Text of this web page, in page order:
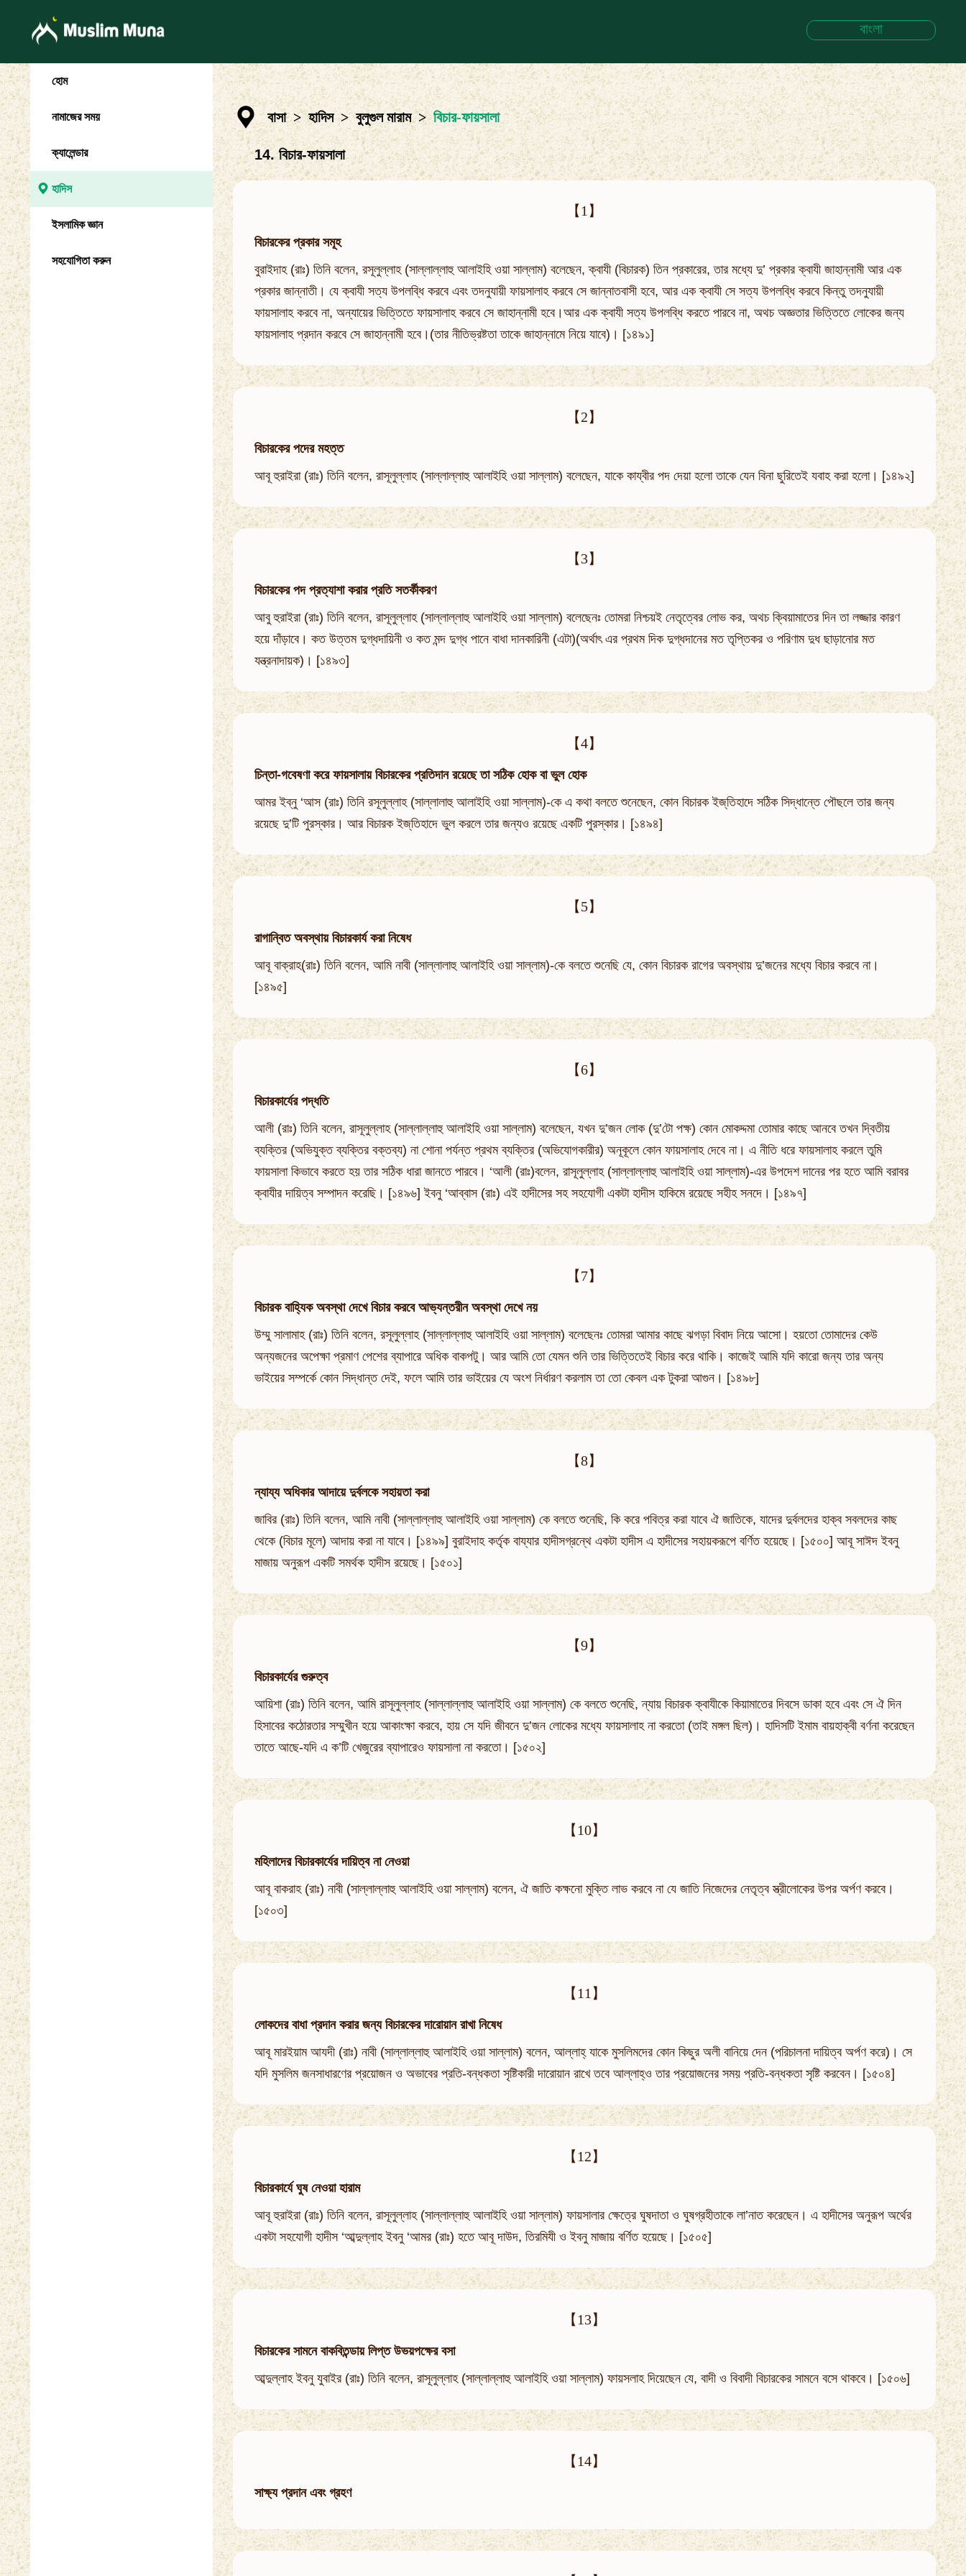
বাংলা
হোম
নামাজের সময়
ক্যালেন্ডার
হাদিস
ইসলামিক জ্ঞান
সহযোগিতা করুন
বাসা > হাদিস > বুলুগুল মারাম > বিচার-ফায়সালা
14. বিচার-ফায়সালা
【1】
বিচারকের প্রকার সমূহ
বুরাইদাহ (রাঃ) তিনি বলেন, রসূলুল্লাহ (সাল্লাল্লাহু আলাইহি ওয়া সাল্লাম) বলেছেন, ক্বাযী (বিচারক) তিন প্রকারের, তার মধ্যে দু’ প্রকার ক্বাযী জাহান্নামী আর এক
প্রকার জান্নাতী। যে ক্বাযী সত্য উপলব্ধি করবে এবং তদনুযায়ী ফায়সালাহ করবে সে জান্নাতবাসী হবে, আর এক ক্বাযী সে সত্য উপলব্ধি করবে কিন্তু তদনুযায়ী
ফায়সালাহ করবে না, অন্যায়ের ভিত্তিতে ফায়সালাহ করবে সে জাহান্নামী হবে।আর এক ক্বাযী সত্য উপলব্ধি করতে পারবে না, অথচ অজ্ঞতার ভিত্তিতে লোকের জন্য
ফায়সালাহ প্রদান করবে সে জাহান্নামী হবে।(তার নীতিভ্রষ্টতা তাকে জাহান্নামে নিয়ে যাবে)। [১৪৯১]
【2】
বিচারকের পদের মহত্ত
আবূ হুরাইরা (রাঃ) তিনি বলেন, রাসূলুল্লাহ (সাল্লাল্লাহু আলাইহি ওয়া সাল্লাম) বলেছেন, যাকে কায্বীর পদ দেয়া হলো তাকে যেন বিনা ছুরিতেই যবাহ করা হলো। [১৪৯২]
【3】
বিচারকের পদ প্রত্যাশা করার প্রতি সতর্কীকরণ
আবু হুরাইরা (রাঃ) তিনি বলেন, রাসূলুল্লাহ (সাল্লাল্লাহু আলাইহি ওয়া সাল্লাম) বলেছেনঃ তোমরা নিশ্চয়ই নেতৃত্বের লোভ কর, অথচ ক্বিয়ামাতের দিন তা লজ্জার কারণ
হয়ে দাঁড়াবে। কত উত্তম দুগ্ধদায়িনী ও কত মন্দ দুগ্ধ পানে বাধা দানকারিনী (এটা)(অর্থাৎ এর প্রথম দিক দুগ্ধদানের মত তৃপ্তিকর ও পরিণাম দুধ ছাড়ানোর মত
যন্ত্রনাদায়ক)। [১৪৯৩]
【4】
চিন্তা-গবেষণা করে ফায়সালায় বিচারকের প্রতিদান রয়েছে তা সঠিক হোক বা ভুল হোক
আমর ইব্‌নু ‘আস (রাঃ) তিনি রসূলুল্লাহ (সাল্লালাহু আলাইহি ওয়া সাল্লাম)-কে এ কথা বলতে শুনেছেন, কোন বিচারক ইজ্‌তিহাদে সঠিক সিদ্ধান্তে পৌছলে তার জন্য
রয়েছে দু’টি পুরস্কার। আর বিচারক ইজ্‌তিহাদে ভুল করলে তার জন্যও রয়েছে একটি পুরস্কার। [১৪৯৪]
【5】
রাগান্বিত অবস্থায় বিচারকার্য করা নিষেধ
আবূ বাক্‌রাহ(রাঃ) তিনি বলেন, আমি নাবী (সাল্লালাহু আলাইহি ওয়া সাল্লাম)-কে বলতে শুনেছি যে, কোন বিচারক রাগের অবস্থায় দু’জনের মধ্যে বিচার করবে না।
[১৪৯৫]
【6】
বিচারকার্যের পদ্ধতি
আলী (রাঃ) তিনি বলেন, রাসূলুল্লাহ (সাল্লাল্লাহু আলাইহি ওয়া সাল্লাম) বলেছেন, যখন দু’জন লোক (দু’টো পক্ষ) কোন মোকদ্দমা তোমার কাছে আনবে তখন দ্বিতীয়
ব্যক্তির (অভিযুক্ত ব্যক্তির বক্তব্য) না শোনা পর্যন্ত প্রথম ব্যক্তির (অভিযোগকারীর) অনূকূলে কোন ফায়সালাহ দেবে না। এ নীতি ধরে ফায়সালাহ করলে তুমি
ফায়সালা কিভাবে করতে হয় তার সঠিক ধারা জানতে পারবে। ‘আলী (রাঃ)বলেন, রাসূলুল্লাহ (সাল্লাল্লাহু আলাইহি ওয়া সাল্লাম)-এর উপদেশ দানের পর হতে আমি বরাবর
ক্বাযীর দায়িত্ব সম্পাদন করেছি। [১৪৯৬] ইবনু ‘আব্বাস (রাঃ) এই হাদীসের সহ সহযোগী একটা হাদীস হাকিমে রয়েছে সহীহ সনদে। [১৪৯৭]
【7】
বিচারক বাহ্যিক অবস্থা দেখে বিচার করবে আভ্যন্তরীন অবস্থা দেখে নয়
উম্মু সালামাহ (রাঃ) তিনি বলেন, রসূলুল্লাহ (সাল্লাল্লাহু আলাইহি ওয়া সাল্লাম) বলেছেনঃ তোমরা আমার কাছে ঝগড়া বিবাদ নিয়ে আসো। হয়তো তোমাদের কেউ
অন্যজনের অপেক্ষা প্রমাণ পেশের ব্যাপারে অধিক বাকপটু। আর আমি তো যেমন শুনি তার ভিত্তিতেই বিচার করে থাকি। কাজেই আমি যদি কারো জন্য তার অন্য
ভাইয়ের সম্পর্কে কোন সিদ্ধান্ত দেই, ফলে আমি তার ভাইয়ের যে অংশ নির্ধারণ করলাম তা তো কেবল এক টুকরা আগুন। [১৪৯৮]
【8】
ন্যায্য অধিকার আদায়ে দুর্বলকে সহায়তা করা
জাবির (রাঃ) তিনি বলেন, আমি নাবী (সাল্লাল্লাহু আলাইহি ওয়া সাল্লাম) কে বলতে শুনেছি, কি করে পবিত্র করা যাবে ঐ জাতিকে, যাদের দুর্বলদের হাক্ব সবলদের কাছ
থেকে (বিচার মূলে) আদায় করা না যাবে। [১৪৯৯] বুরাইদাহ কর্তৃক বায্‌যার হাদীসগ্রন্থে একটা হাদীস এ হাদীসের সহায়করূপে বর্ণিত হয়েছে। [১৫০০] আবূ সাঈদ ইবনু
মাজায় অনুরূপ একটি সমর্থক হাদীস রয়েছে। [১৫০১]
【9】
বিচারকার্যের গুরুত্ব
আয়িশা (রাঃ) তিনি বলেন, আমি রাসূলুল্লাহ (সাল্লাল্লাহু আলাইহি ওয়া সাল্লাম) কে বলতে শুনেছি, ন্যায় বিচারক ক্বাযীকে কিয়ামাতের দিবসে ডাকা হবে এবং সে ঐ দিন
হিসাবের কঠোরতার সম্মুখীন হয়ে আকাংক্ষা করবে, হায় সে যদি জীবনে দু’জন লোকের মধ্যে ফায়সালাহ না করতো (তাই মঙ্গল ছিল)। হাদিসটি ইমাম বায়হাক্বী বর্ণনা করেছেন
তাতে আছে-যদি এ ক’টি খেজুরের ব্যাপারেও ফায়সালা না করতো। [১৫০২]
【10】
মহিলাদের বিচারকার্যের দায়িত্ব না নেওয়া
আবূ বাকরাহ (রাঃ) নাবী (সাল্লাল্লাহু আলাইহি ওয়া সাল্লাম) বলেন, ঐ জাতি কক্ষনো মুক্তি লাভ করবে না যে জাতি নিজেদের নেতৃত্ব স্ত্রীলোকের উপর অর্পণ করবে।
[১৫০৩]
【11】
লোকদের বাধা প্রদান করার জন্য বিচারকের দারোয়ান রাখা নিষেধ
আবূ মারইয়াম আযদী (রাঃ) নাবী (সাল্লাল্লাহু আলাইহি ওয়া সাল্লাম) বলেন, আল্লাহ্‌ যাকে মুসলিমদের কোন কিছুর অলী বানিয়ে দেন (পরিচালনা দায়িত্ব অর্পণ করে)। সে
যদি মুসলিম জনসাধারণের প্রয়োজন ও অভাবের প্রতি-বন্ধকতা সৃষ্টিকারী দারোয়ান রাখে তবে আল্লাহ্‌ও তার প্রয়োজনের সময় প্রতি-বন্ধকতা সৃষ্টি করবেন। [১৫০৪]
【12】
বিচারকার্যে ঘুষ নেওয়া হারাম
আবূ হুরাইরা (রাঃ) তিনি বলেন, রাসূলুল্লাহ (সাল্লাল্লাহু আলাইহি ওয়া সাল্লাম) ফায়সালার ক্ষেত্রে ঘুষদাতা ও ঘুষগ্রহীতাকে লা’নাত করেছেন। এ হাদীসের অনুরূপ অর্থের
একটা সহযোগী হাদীস ‘আব্দুল্লাহ ইবনু ‘আমর (রাঃ) হতে আবূ দাউদ, তিরমিযী ও ইবনু মাজায় বর্ণিত হয়েছে। [১৫০৫]
【13】
বিচারকের সামনে বাকবিতন্ডায় লিপ্ত উভয়পক্ষের বসা
আব্দুল্লাহ ইবনু যুবাইর (রাঃ) তিনি বলেন, রাসূলুল্লাহ (সাল্লাল্লাহু আলাইহি ওয়া সাল্লাম) ফায়সলাহ দিয়েছেন যে, বাদী ও বিবাদী বিচারকের সামনে বসে থাকবে। [১৫০৬]
【14】
সাক্ষ্য প্রদান এবং গ্রহণ